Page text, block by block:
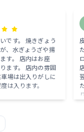
です。 焼きぎょう
、水ぎょうざや揚
す。 店内はお座
ます。 店内の雰囲
場は出入りがしに
は入ります。